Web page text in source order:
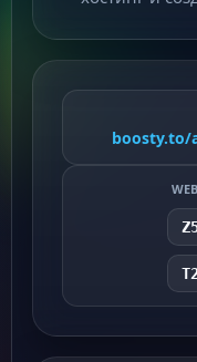
boosty.to/